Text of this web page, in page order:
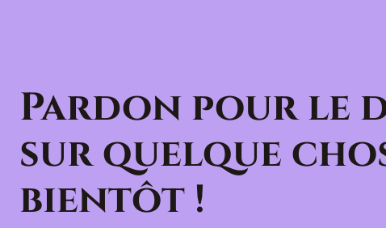
Pardon pour le
sur quelque
bientôt !